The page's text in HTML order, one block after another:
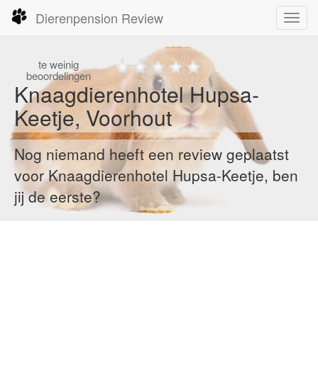
Dierenpension Review
teweinig
beoordelingen
Knaagdierenhotel Hupsa-
Keetje, Voorhout
Nog niemand heeft een review geplaatst
voor Knaagdierenhotel Hupsa-Keetje, ben
jij de eerste?